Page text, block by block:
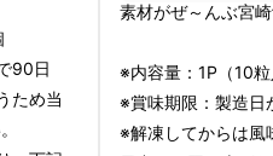
どうしたら、もっと
ろうか」と常日頃よ
90日
ため当
素材がぜ～んぶ宮
※内容量：1P（10
※賞味期限：製造日
※解凍してからは風